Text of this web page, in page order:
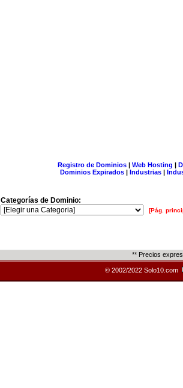
Registro de Dominios| Web Hosting |
Dominios Expirados | Industrias |
Categorías de Dominio:
[Pág.
** Precios
© 2002/2022 Solo10.com